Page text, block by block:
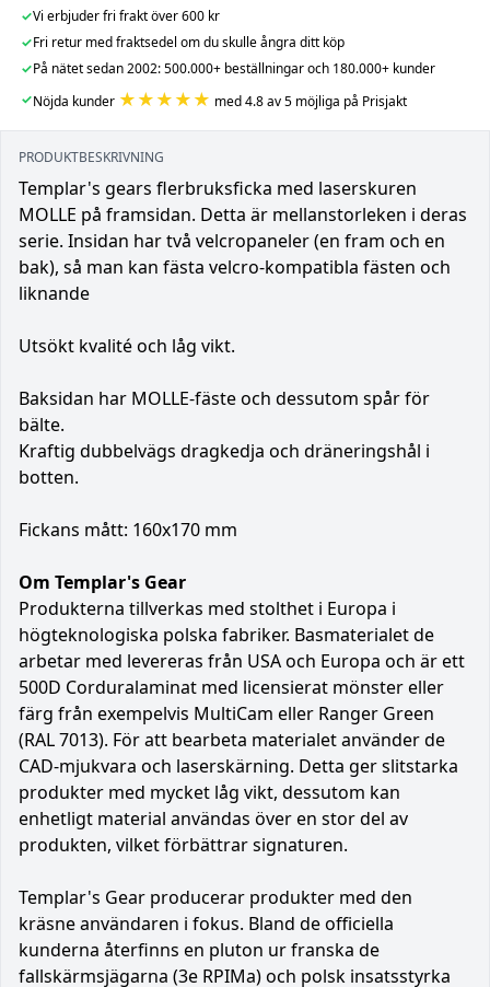
✓Vi erbjuder fri frakt över 600 kr
✓Fri retur med fraktsedel om du skulle ångra ditt köp
✓På nätet sedan 2002: 500.000+ beställningar och 180.000+ kunder
✓Nöjda kunder ★★★★★ med 4.8 av 5 möjliga på Prisjakt
PRODUKTBESKRIVNING
Templar's gears flerbruksficka med laserskuren
MOLLE på framsidan. Detta är mellanstorleken i deras
serie. Insidan har två velcropaneler (en fram och en
bak), så man kan fästa velcro-kompatibla fästen och
liknande
Utsökt kvalité och låg vikt.
Baksidan har MOLLE-fäste och dessutom spår för
bälte.
Kraftig dubbelvägs dragkedja och dräneringshål i
botten.
Fickans mått: 160x170 mm
Om Templar's Gear
Produkterna tillverkas med stolthet i Europa i
högteknologiska polska fabriker. Basmaterialet de
arbetar med levereras från USA och Europa och är ett
500D Corduralaminat med licensierat mönster eller
färg från exempelvis MultiCam eller Ranger Green
(RAL 7013). För att bearbeta materialet använder de
CAD-mjukvara och laserskärning. Detta ger slitstarka
produkter med mycket låg vikt, dessutom kan
enhetligt material användas över en stor del av
produkten, vilket förbättrar signaturen.
Templar's Gear producerar produkter med den
kräsne användaren i fokus. Bland de officiella
kunderna återfinns en pluton ur franska de
fallskärmsjägarna (3e RPIMa) och polsk insatsstyrka